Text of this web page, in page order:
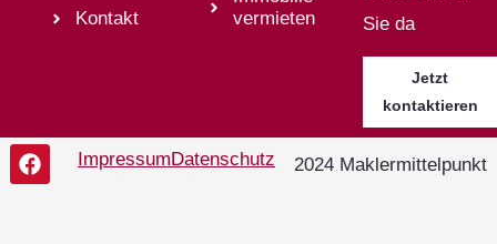
Kontakt
vermieten
Sie da
Jetzt
kontaktieren
ImpressumDatenschutz 2024 Maklermittelpunkt